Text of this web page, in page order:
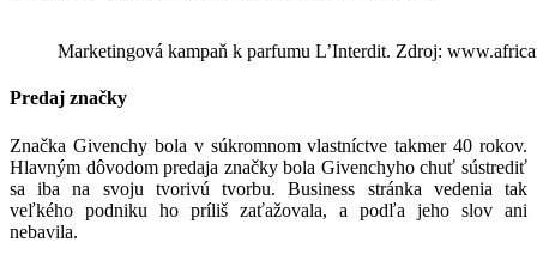
Marketingová kampaň k parfumu L’Interdit. Zdroj:
Predaj značky
Značka Givenchy bola v súkromnom vlastníctve takmer 40 rokov.
Hlavným dôvodom predaja značky bola Givenchyho chuť sústrediť
sa iba na svoju tvorivú tvorbu. Business stránka vedenia tak
veľkého podniku ho príliš zaťažovala, a podľa jeho slov ani
nebavila.